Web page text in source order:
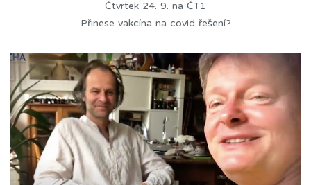
Čtvrtek 24. 9. na ČT1
Přinese vakcína na covid řešení?